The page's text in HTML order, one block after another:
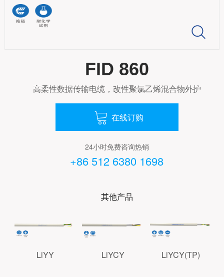

FID 860
高柔性数据传输电缆，改性聚氯乙烯混合物外护
 在线订购
24小时免费咨询热销
+86 512 6380 1698
其他产品
LiYY LiYCY LiYCY(TP)